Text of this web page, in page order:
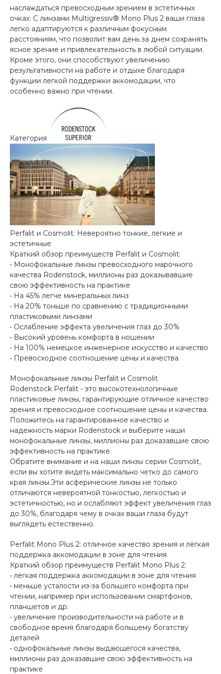
наслаждаться превосходным зрением в эстетичных
очках. С линзами Multigressiv® Mono Plus 2 ваши глаза
легко адаптируются к различным фокусным
расстояниям, что позволит вам день за днем сохранять
ясное зрение и привлекательность в любой ситуации.
Кроме этого, они способствуют увеличению
результативности на работе и отдыхе благодаря
функции легкой поддержки аккомодации, что
особенно важно при чтении.
Категория
Perfalit и Cosmolit: Невероятно тонкие, легкие и
эстетичные
Краткий обзор преимуществ Perfalit и Cosmolit:
• Монофокальные линзы превосходного марочного
качества Rodenstock, миллионы раз доказывавшие
свою эффективность на практике
• На 45% легче минеральных линз
• На 20% тоньше по сравнению с традиционными
пластиковыми линзами
• Ослабление эффекта увеличения глаз до 30%
• Высокий уровень комфорта в ношении
• На 100% немецкое инженерное искусство и качество
• Превосходное соотношение цены и качества
Монофокальные линзы Perfalit и Cosmolit
Rodenstock Perfalit - это высокотехнологичные
пластиковые линзы, гарантирующие отличное качество
зрения и превосходное соотношение цены и качества.
Положитесь на гарантированное качество и
надежность марки Rodenstock и выберите наши
монофокальные линзы, миллионы раз доказавшие свою
эффективность на практике.
Обратите внимание и на наши линзы серии Cosmolit,
если вы хотите видеть максимально четко до самого
края линзы.Эти асферические линзы не только
отличаются невероятной тонкостью, легкостью и
эстетичностью, но и ослабляют эффект увеличения глаз
до 30%, благодаря чему в очках ваши глаза будут
выглядеть естественно.
Perfalit Mono Plus 2: отличное качество зрения и лёгкая
поддержка аккомодации в зоне для чтения
Краткий обзор преимуществ Perfalit Mono Plus 2:
• лёгкая поддержка аккомодации в зоне для чтения
• меньше усталости из-за большего комфорта при
чтении, например при использовании смартфонов,
планшетов и др.
• увеличение производительности на работе и в
свободное время благодаря большему богатству
деталей
• однофокальные линзы выдающегося качества,
миллионы раз доказавшие свою эффективность на
практике